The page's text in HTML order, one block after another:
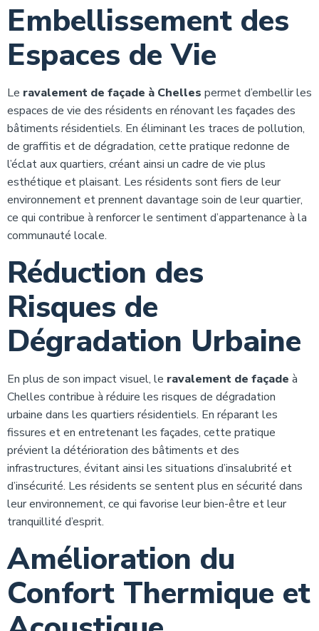
Embellissement des
Espaces de Vie
Le ravalement de façade à Chelles permet d’embellir les
espaces de vie des résidents en rénovant les façades des
bâtiments résidentiels. En éliminant les traces de pollution,
de graffitis et de dégradation, cette pratique redonne de
l’éclat aux quartiers, créant ainsi un cadre de vie plus
esthétique et plaisant. Les résidents sont fiers de leur
environnement et prennent davantage soin de leur quartier,
ce qui contribue à renforcer le sentiment d’appartenance à la
communauté locale.
Réduction des
Risques de
Dégradation Urbaine
En plus de son impact visuel, le ravalement de façade à
Chelles contribue à réduire les risques de dégradation
urbaine dans les quartiers résidentiels. En réparant les
fissures et en entretenant les façades, cette pratique
prévient la détérioration des bâtiments et des
infrastructures, évitant ainsi les situations d’insalubrité et
d’insécurité. Les résidents se sentent plus en sécurité dans
leur environnement, ce qui favorise leur bien-être et leur
tranquillité d’esprit.
Amélioration du
Confort Thermique et